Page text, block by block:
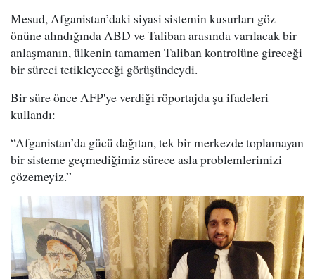
Mesud, Afganistan’daki siyasi sistemin kusurları göz
önüne alındığında ABD ve Taliban arasında varılacak bir
anlaşmanın, ülkenin tamamen Taliban kontrolüne gireceği
bir süreci tetikleyeceği görüşündeydi.
Bir süre önce AFP'ye verdiği röportajda şu ifadeleri
kullandı:
“Afganistan’da gücü dağıtan, tek bir merkezde toplamayan
bir sisteme geçmediğimiz sürece asla problemlerimizi
çözemeyiz.”